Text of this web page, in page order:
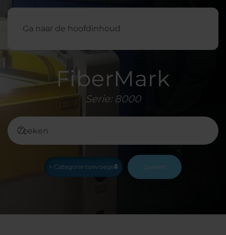
Ga naar de hoofdinhoud
FiberMark
Serie: 8000
Zoeken